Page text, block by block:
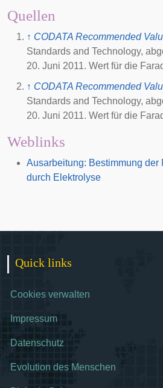
Quellen
↑ CODATA Recommended
Standards and Technology,
20. Juni 2011. Wert für die
↑ CODATA Recommended
Standards and Technology,
20. Juni 2011. Wert für die
Weblinks
Ausarbeitung: Bestimmung der
durch Elektrolyse
Quick links
Cookies verwalten
Impressum
Datenschutz
Evolution des Menschen